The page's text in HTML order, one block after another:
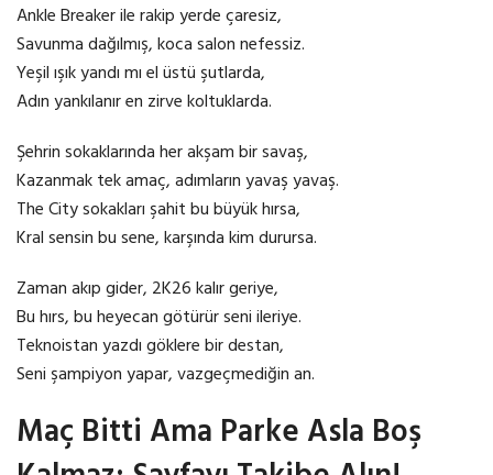
Ankle Breaker ile rakip yerde çaresiz,
Savunma dağılmış, koca salon nefessiz.
Yeşil ışık yandı mı el üstü şutlarda,
Adın yankılanır en zirve koltuklarda.
Şehrin sokaklarında her akşam bir savaş,
Kazanmak tek amaç, adımların yavaş yavaş.
The City sokakları şahit bu büyük hırsa,
Kral sensin bu sene, karşında kim durursa.
Zaman akıp gider, 2K26 kalır geriye,
Bu hırs, bu heyecan götürür seni ileriye.
Teknoistan yazdı göklere bir destan,
Seni şampiyon yapar, vazgeçmediğin an.
Maç Bitti Ama Parke Asla Boş